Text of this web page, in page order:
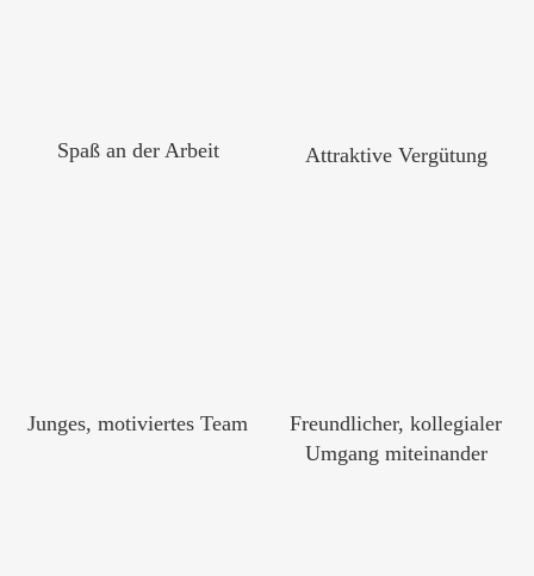
Spaß an der Arbeit Attraktive Vergütung
Junges, motiviertes Team
Freundlicher, kollegialer
Umgang miteinander